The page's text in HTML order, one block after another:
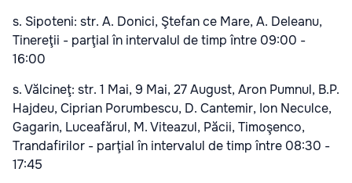
s. Sipoteni: str. A. Donici, Ştefan ce Mare, A. Deleanu,
Tinereţii - parţial în intervalul de timp între 09:00 -
16:00
s. Vălcineţ: str. 1 Mai, 9 Mai, 27 August, Aron Pumnul, B.P.
Hajdeu, Ciprian Porumbescu, D. Cantemir, Ion Neculce,
Gagarin, Luceafărul, M. Viteazul, Păcii, Timoşenco,
Trandafirilor - parţial în intervalul de timp între 08:30 -
17:45